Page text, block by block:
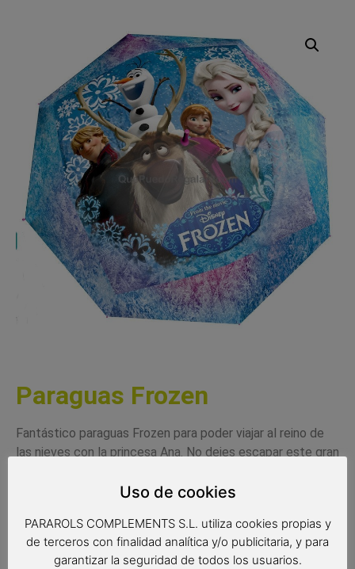
Paraguas Frozen
Fantástico paraguas Frozen para poder viajar al reino de
las nieves con la princesa Ana. No dejes escapar este gran
Medidas:
Diámetro: 80 cms
Uso de cookies
PARAROLS COMPLEMENTS S.L. utiliza cookies propias y
de terceros con finalidad analítica y/o publicitaria, y para
garantizar la seguridad de todos los usuarios.